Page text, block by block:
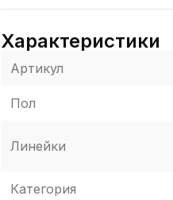
Характеристики
Артикул
Пол
Линейки
Категория